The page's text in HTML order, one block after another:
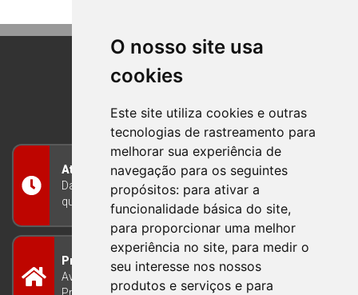
O nosso site usa
cookies
Este site utiliza cookies e outras
tecnologias de rastreamento para
melhorar sua experiência de
navegação para os seguintes
propósitos: para ativar a
funcionalidade básica do site,
para proporcionar uma melhor
experiência no site, para medir o
seu interesse nos nossos
produtos e serviços e para
BOM PRINCIPIO
RIO GRANDE DO SUL
Atendimento
Das 8h às 12h e das 13h às 17h30, de segunda a
quinta-feira, e nas sextas-feiras das 7h às 13h
Prefeitura Municipal
Avenida Guilherme Winter 65 - Centro Bom